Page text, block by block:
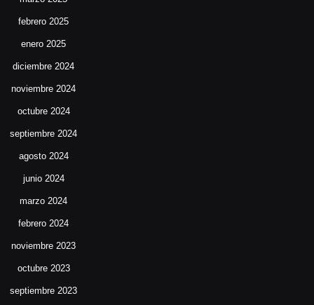
febrero 2025
enero 2025
diciembre 2024
noviembre 2024
octubre 2024
septiembre 2024
agosto 2024
junio 2024
marzo 2024
febrero 2024
noviembre 2023
octubre 2023
septiembre 2023